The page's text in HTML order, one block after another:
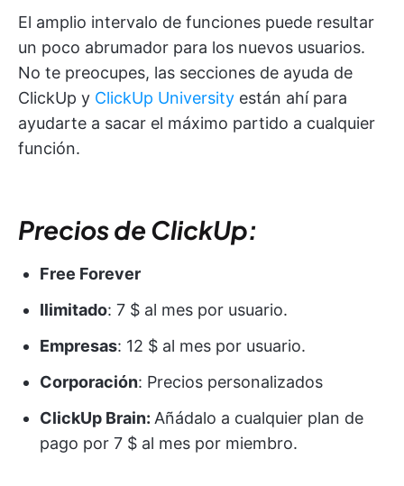
El amplio intervalo de funciones puede resultar
un poco abrumador para los nuevos usuarios.
No te preocupes, las secciones de ayuda de
ClickUp y ClickUp University están ahí para
ayudarte a sacar el máximo partido a cualquier
función.
Precios de ClickUp:
Free Forever
Ilimitado: 7 $ al mes por usuario.
Empresas: 12 $ al mes por usuario.
Corporación: Precios personalizados
ClickUp Brain: Añádalo a cualquier plan de
pago por 7 $ al mes por miembro.